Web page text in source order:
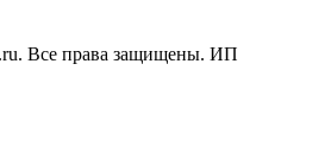
Все права защищены. ИП